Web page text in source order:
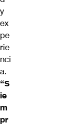
y
ex
pe
rie
nci
a.
“S
ie
m
pr